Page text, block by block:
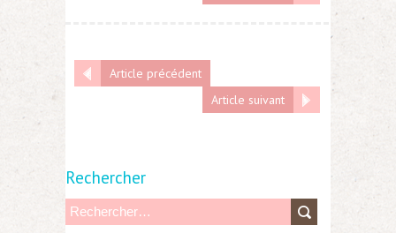
Article précédent
Article suivant
Rechercher